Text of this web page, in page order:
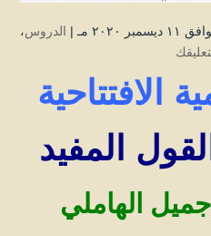
الدروس،
الافتتاحية
المفيد
الهاملي